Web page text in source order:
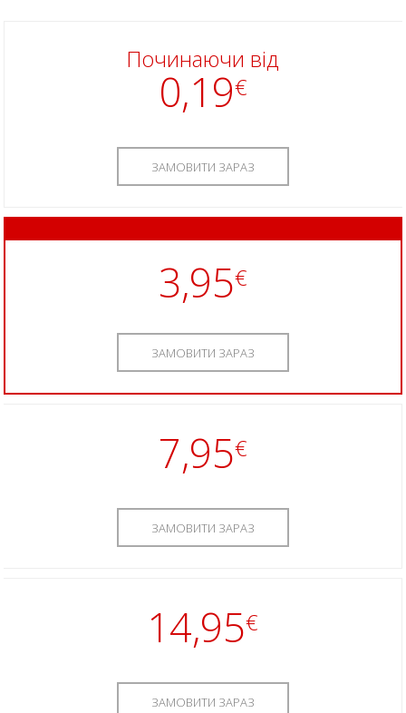
Починаючи від
0,19€
ЗАМОВИТИ ЗАРАЗ
3,95€
ЗАМОВИТИ ЗАРАЗ
7,95€
ЗАМОВИТИ ЗАРАЗ
14,95€
ЗАМОВИТИ ЗАРАЗ